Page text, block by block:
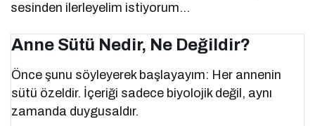
sesinden ilerleyelim istiyorum…
Anne Sütü Nedir, Ne Değildir?
Önce şunu söyleyerek başlayayım: Her annenin
sütü özeldir. İçeriği sadece biyolojik değil, aynı
zamanda duygusaldır.